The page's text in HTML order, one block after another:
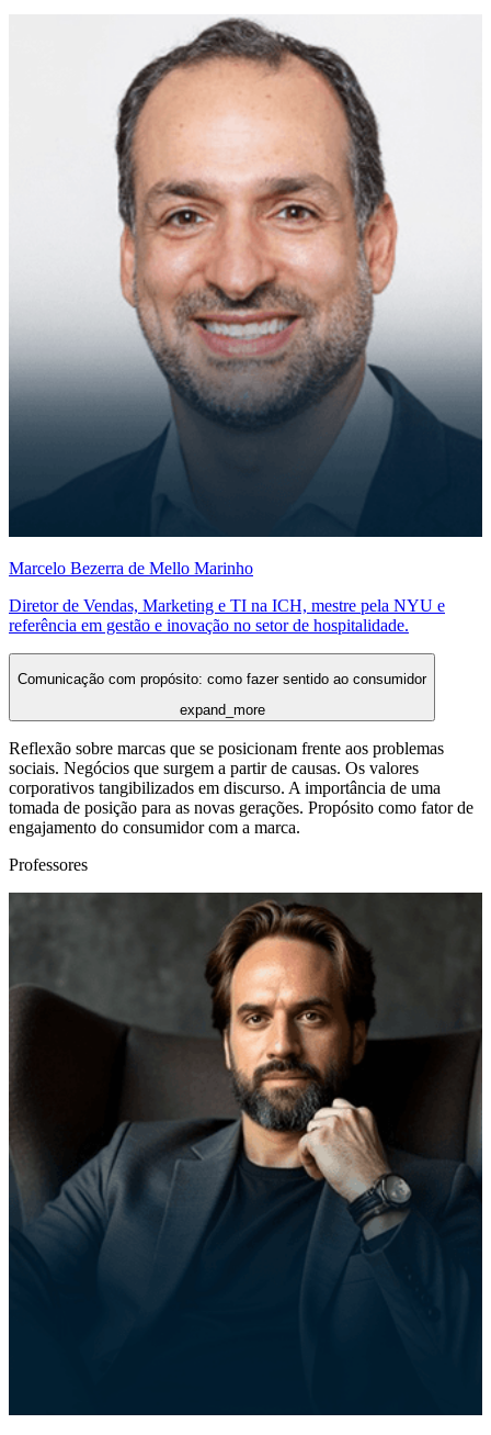
Marcelo Bezerra de Mello Marinho
Diretor de Vendas, Marketing e TI na ICH, mestre pela NYU e
referência em gestão e inovação no setor de hospitalidade.
Comunicação com propósito: como fazer sentido ao consumidor
expand_more
Reflexão sobre marcas que se posicionam frente aos problemas
sociais. Negócios que surgem a partir de causas. Os valores
corporativos tangibilizados em discurso. A importância de uma
tomada de posição para as novas gerações. Propósito como fator de
engajamento do consumidor com a marca.
Professores